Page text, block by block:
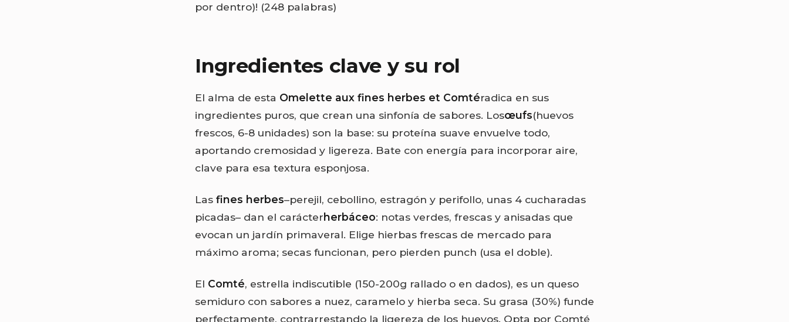
por dentro)! (248 palabras)
Ingredientes clave y su rol
El alma de esta Omelette aux fines herbes et Comtéradica en sus
ingredientes puros, que crean una sinfonía de sabores. Losœufs(huevos
frescos, 6-8 unidades) son la base: su proteína suave envuelve todo,
aportando cremosidad y ligereza. Bate con energía para incorporar aire,
clave para esa textura esponjosa.
Las fines herbes–perejil, cebollino, estragón y perifollo, unas 4 cucharadas
picadas– dan el carácterherbáceo: notas verdes, frescas y anisadas que
evocan un jardín primaveral. Elige hierbas frescas de mercado para
máximo aroma; secas funcionan, pero pierden punch (usa el doble).
El Comté, estrella indiscutible (150-200g rallado o en dados), es un queso
semiduro con sabores a nuez, caramelo y hierba seca. Su grasa (30%) funde
perfectamente, contrarrestando la ligereza de los huevos. Opta por Comté